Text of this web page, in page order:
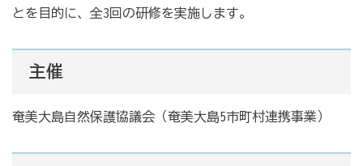
とを目的に、全3回の研修を実施します。
主催
奄美大島自然保護協議会（奄美大島5市町村連携事業）